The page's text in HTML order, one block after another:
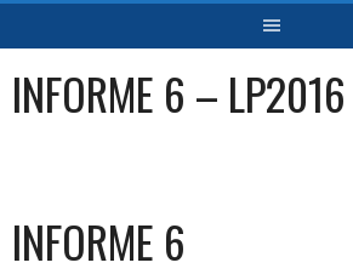
INFORME 6 – LP2016
INFORME 6